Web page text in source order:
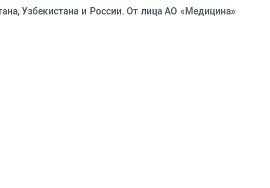
Узбекистана и России. От лица АО «Медицина»